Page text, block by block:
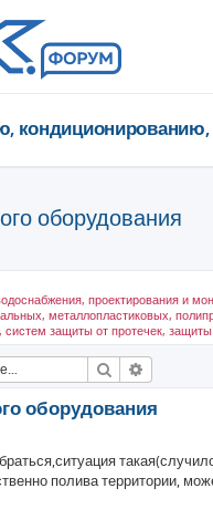
кондиционированию,
оборудования
проектирования и
металлопластиковых,
защиты от протечек,
Поиск
оборудования
полива территории,